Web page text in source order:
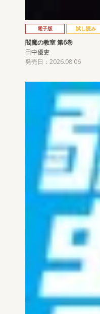
電子版 試し読み
閻魔の教室 第6巻
田中優吏
発売日：2026.08.06